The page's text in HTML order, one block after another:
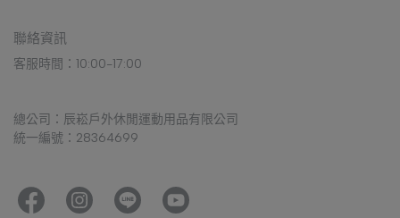
聯絡資訊
客服時間：10:00-17:00
總公司：辰崧戶外休閒運動用品有限公司
統一編號：28364699